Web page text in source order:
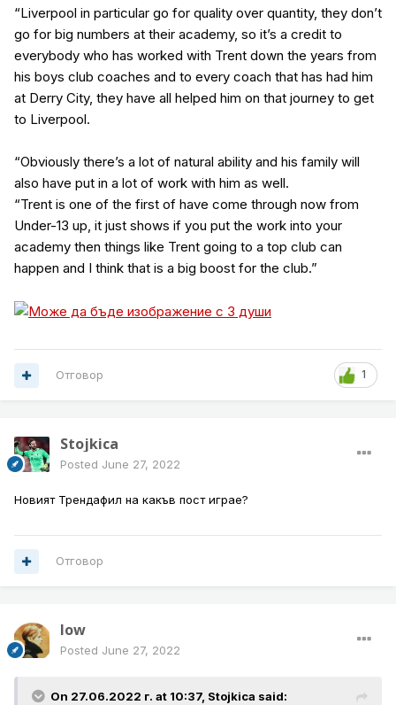
“Liverpool in particular go for quality over quantity, they don’t
go for big numbers at their academy, so it’s a credit to
everybody who has worked with Trent down the years from
his boys club coaches and to every coach that has had him
at Derry City, they have all helped him on that journey to get
to Liverpool.
“Obviously there’s a lot of natural ability and his family will
also have put in a lot of work with him as well.
“Trent is one of the first of have come through now from
Under-13 up, it just shows if you put the work into your
academy then things like Trent going to a top club can
happen and I think that is a big boost for the club.”
1
Отговор
Stojkica
Posted June 27, 2022
Новият Трендафил на какъв пост играе?
Отговор
low
Posted June 27, 2022
On 27.06.2022 г. at 10:37, Stojkica said: